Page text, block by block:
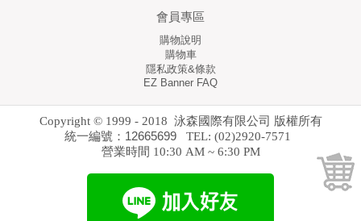
會員專區
購物說明
購物車
隱私政策&條款
EZ Banner FAQ
Copyright © 1999 - 2018 泳森國際有限公司 版權所有
統一編號：12665699 TEL: (02)2920-7571
營業時間 10:30 AM ~ 6:30 PM